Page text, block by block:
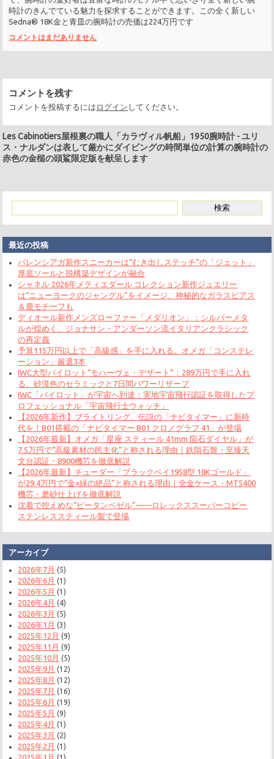
時計のきんでている魅力を探求することができます。この全く新しい
Sedna® 18K金と青皿の腕時計の売価は224万円です
コメントはまだありません
コメントを残す
コメントを投稿するには ログイン してください。
Les Cabinotiers屋根裏の職人「カラヴィル帆船」1950腕時計 -ユリ
ス・ナルダンは表して厳かにダイビングの時間単位の計算の腕時計の
赤色の金槌の頭鯊限定版を献呈します
最近の投稿
バレンシアガ新作スニーカーは“むき出しステッチ”の「ジェット」
厚底ソールと脱構築デザインが融合
シャネル 2026年メティエダール コレクション新作ジュエリー
は“ニューヨークのジャングル”をイメージ、神秘的なガラスピアス
＆鹿モチーフも
ディオール新作メンズローファー「メダリオン」：シルバーメタ
ルが煌めく、ジョナサン・アンダーソン流イタリアンクラシック
の再定義
予算115万円以上で「高級感」を手に入れる。オメガ「コンステレ
ーション」厳選3本
IWC大型パイロット“モハーヴェ・デザート”：289万円で手に入れ
る、砂漠色のセラミックと7日間パワーリザーブ
IWC「パイロット」が宇宙へ到達：実地宇宙飛行認証を取得したプ
ロフェッショナル「宇宙飛行士ウォッチ」
【2026年新作】ブライトリング、伝説の「ナビタイマー」に新時
代を！B01搭載の「ナビタイマー B01 クロノグラフ 41」が登場
【2026年最新】オメガ「星座 スティール 41mm 陨石ダイヤル」が
7.5万円で“高級素材の民主化”と称される理由｜鉄隕石盤・至臻天
文台認証・8900機芯を徹底解説
【2026年最新】チューダー「ブラックベイ1958型 18Kゴールド」
が29.4万円で“金×緑の絶品”と称される理由｜全金ケース・MT5400
機芯・磨砂仕上げを徹底解説
沈着で控えめな“ピータンベゼル”——ロレックススーパーコピー
ステンレススティール製で登場
アーカイブ
2026年7月 (5)
2026年6月 (1)
2026年5月 (1)
2026年4月 (4)
2026年3月 (5)
2026年1月 (3)
2025年12月 (9)
2025年11月 (9)
2025年10月 (5)
2025年9月 (12)
2025年8月 (12)
2025年7月 (16)
2025年6月 (19)
2025年5月 (9)
2025年4月 (1)
2025年3月 (2)
2025年2月 (1)